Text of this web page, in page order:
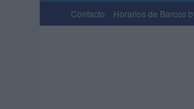
Contacto Horarios de Barcos